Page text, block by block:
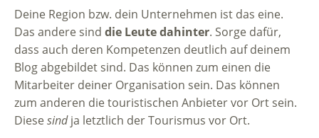
Deine Region bzw. dein Unternehmen ist das eine.
Das andere sind die Leute dahinter. Sorge dafür,
dass auch deren Kompetenzen deutlich auf deinem
Blog abgebildet sind. Das können zum einen die
Mitarbeiter deiner Organisation sein. Das können
zum anderen die touristischen Anbieter vor Ort sein.
Diesesindja letztlich der Tourismus vor Ort.